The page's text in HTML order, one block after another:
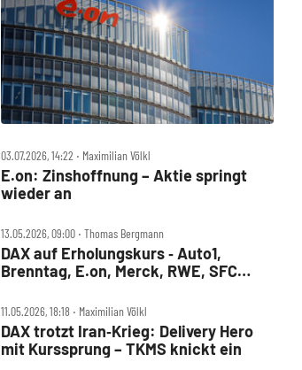
03.07.2026, 14:22 ‧ Maximilian Völkl
E.on: Zinshoffnung – Aktie springt
wieder an
13.05.2026, 09:00 ‧ Thomas Bergmann
DAX auf Erholungskurs ‑ Auto1,
Brenntag, E.on, Merck, RWE, SFC
11.05.2026, 18:18 ‧ Maximilian Völkl
DAX trotzt Iran‑Krieg: Delivery Hero
mit Kurssprung – TKMS knickt ein